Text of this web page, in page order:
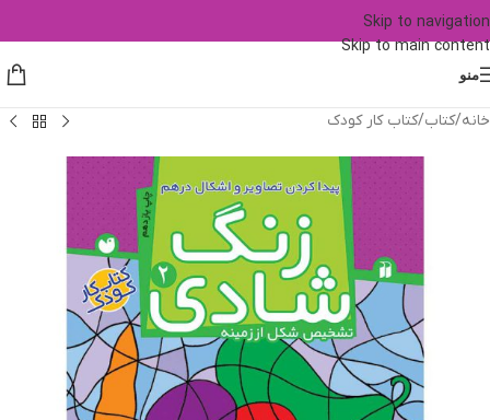
Skip to navigation
Skip to main content
منو
خانه/کتاب/کتاب کار کودک